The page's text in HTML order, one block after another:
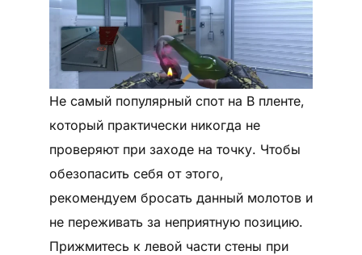
Не самый популярный спот на B пленте,
который практически никогда не
проверяют при заходе на точку. Чтобы
обезопасить себя от этого,
рекомендуем бросать данный молотов и
не переживать за неприятную позицию.
Прижмитесь к левой части стены при